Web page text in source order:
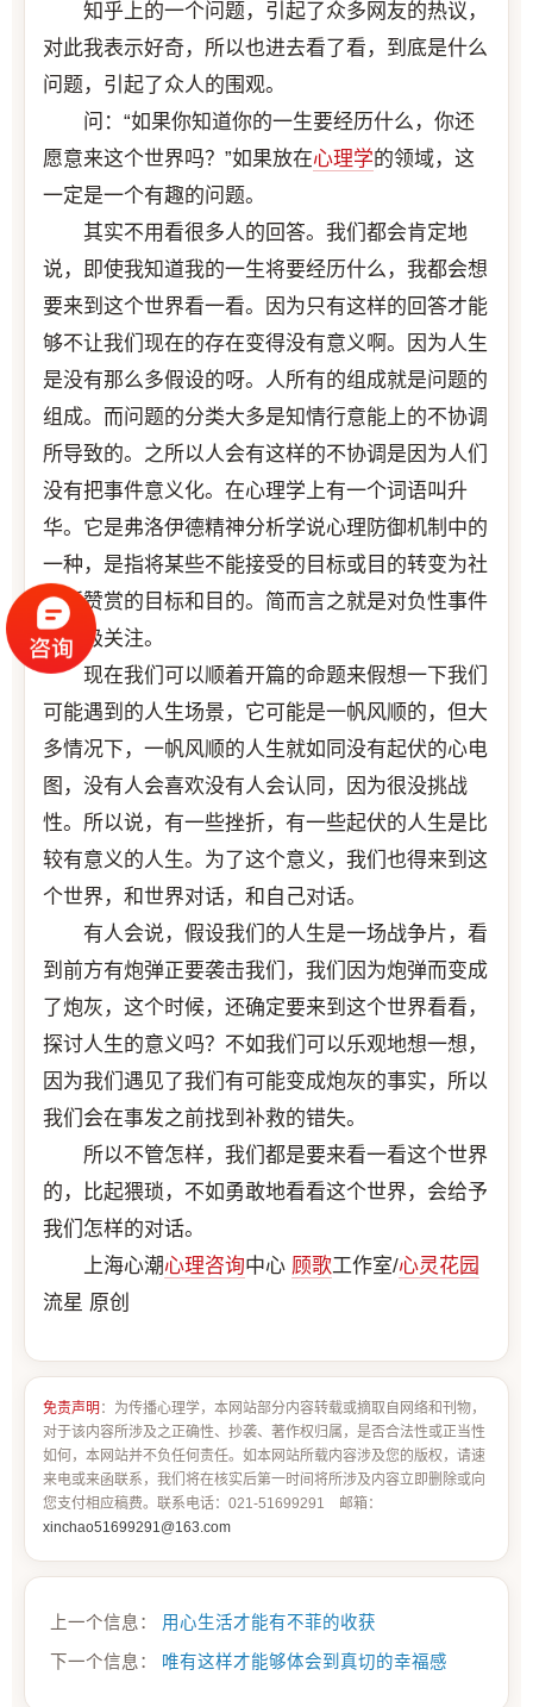
知乎上的一个问题，引起了众多网友的热议，
对此我表示好奇，所以也进去看了看，到底是什么
问题，引起了众人的围观。
问：“如果你知道你的一生要经历什么，你还
愿意来这个世界吗？”如果放在心理学的领域，这
一定是一个有趣的问题。
其实不用看很多人的回答。我们都会肯定地
说，即使我知道我的一生将要经历什么，我都会想
要来到这个世界看一看。因为只有这样的回答才能
够不让我们现在的存在变得没有意义啊。因为人生
是没有那么多假设的呀。人所有的组成就是问题的
组成。而问题的分类大多是知情行意能上的不协调
所导致的。之所以人会有这样的不协调是因为人们
没有把事件意义化。在心理学上有一个词语叫升
华。它是弗洛伊德精神分析学说心理防御机制中的
一种，是指将某些不能接受的目标或目的转变为社
会所赞赏的目标和目的。简而言之就是对负性事件
的积极关注。
现在我们可以顺着开篇的命题来假想一下我们
可能遇到的人生场景，它可能是一帆风顺的，但大
多情况下，一帆风顺的人生就如同没有起伏的心电
图，没有人会喜欢没有人会认同，因为很没挑战
性。所以说，有一些挫折，有一些起伏的人生是比
较有意义的人生。为了这个意义，我们也得来到这
个世界，和世界对话，和自己对话。
有人会说，假设我们的人生是一场战争片，看
到前方有炮弹正要袭击我们，我们因为炮弹而变成
了炮灰，这个时候，还确定要来到这个世界看看，
探讨人生的意义吗？不如我们可以乐观地想一想，
因为我们遇见了我们有可能变成炮灰的事实，所以
我们会在事发之前找到补救的错失。
所以不管怎样，我们都是要来看一看这个世界
的，比起猥琐，不如勇敢地看看这个世界，会给予
我们怎样的对话。
上海心潮心理咨询中心 顾歌工作室/心灵花园
流星 原创
免责声明 ：为传播心理学，本网站部分内容转载或摘取自网络和刊物，
对于该内容所涉及之正确性、抄袭、著作权归属，是否合法性或正当性
如何，本网站并不负任何责任。如本网站所载内容涉及您的版权，请速
来电或来函联系，我们将在核实后第一时间将所涉及内容立即删除或向
您支付相应稿费。联系电话：021-51699291 邮箱：
xinchao51699291@163.com
上一个信息： 用心生活才能有不菲的收获
下一个信息： 唯有这样才能够体会到真切的幸福感